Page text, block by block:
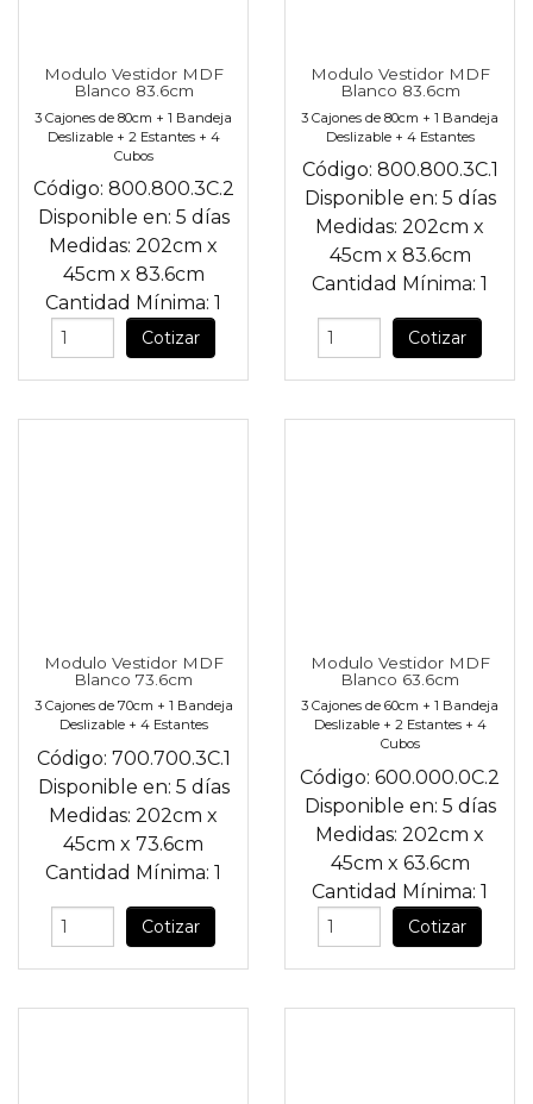
Modulo Vestidor MDF
Blanco 83.6cm
3 Cajones de 80cm + 1 Bandeja
Deslizable + 2 Estantes + 4
Cubos
Código: 800.800.3C.2
Disponible en: 5 días
Medidas: 202cm x
45cm x 83.6cm
Cantidad Mínima: 1
Cotizar
Modulo Vestidor MDF
Blanco 83.6cm
3 Cajones de 80cm + 1 Bandeja
Deslizable + 4 Estantes
Código: 800.800.3C.1
Disponible en: 5 días
Medidas: 202cm x
45cm x 83.6cm
Cantidad Mínima: 1
Cotizar
Modulo Vestidor MDF
Blanco 73.6cm
3 Cajones de 70cm + 1 Bandeja
Deslizable + 4 Estantes
Código: 700.700.3C.1
Disponible en: 5 días
Medidas: 202cm x
45cm x 73.6cm
Cantidad Mínima: 1
Cotizar
Modulo Vestidor MDF
Blanco 63.6cm
3 Cajones de 60cm + 1 Bandeja
Deslizable + 2 Estantes + 4
Cubos
Código: 600.000.0C.2
Disponible en: 5 días
Medidas: 202cm x
45cm x 63.6cm
Cantidad Mínima: 1
Cotizar